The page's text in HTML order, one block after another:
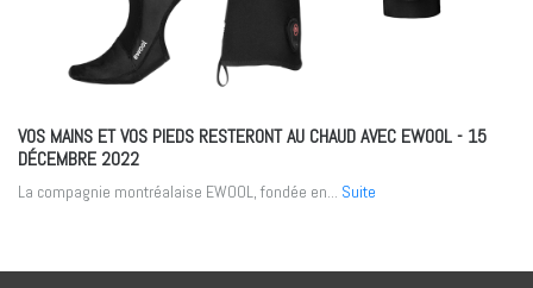
VOS MAINS ET VOS PIEDS RESTERONT AU CHAUD AVEC EWOOL- 15
DÉCEMBRE 2022
La compagnie montréalaise EWOOL, fondée en... Suite